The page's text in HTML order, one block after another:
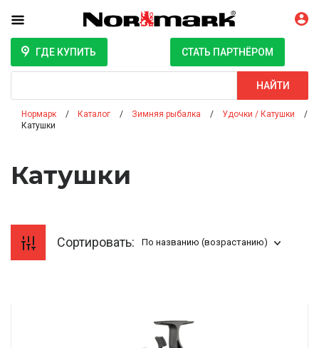
ГДЕ КУПИТЬ СТАТЬ ПАРТНЁРОМ
НАЙТИ
Нормарк Каталог Зимняя рыбалка
Удочки / Катушки
Катушки
Катушки
Сортировать: По названию (возрастанию)